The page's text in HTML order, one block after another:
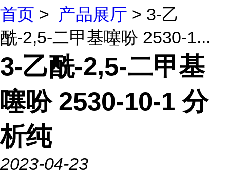
首页 > 产品展厅 > 3-乙
酰-2,5-二甲基噻吩 2530-1...
3-乙酰-2,5-二甲基
噻吩 2530-10-1 分
析纯
2023-04-23